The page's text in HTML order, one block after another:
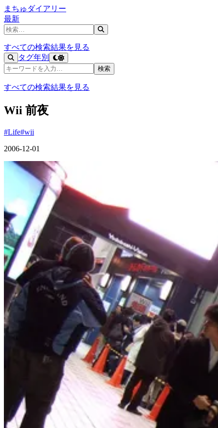
まちゅダイアリー
最新
記事を検索
すべての検索結果を見る
タグ年別
記事を検索
検索
すべての検索結果を見る
Wii 前夜
#Life#wii
2006-12-01